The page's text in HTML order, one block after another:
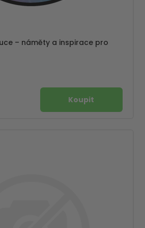
– náměty a inspirace pro